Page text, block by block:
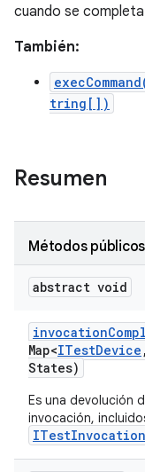
cuando se
También:
tring[])
Resumen
Métodos públicos
abstract void
invocation
Map<ITestDevice ,
States)
Es una devolución
invocación,